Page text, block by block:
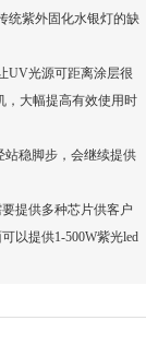
统紫外固化水银灯的缺
UV光源可距离涂层很
，大幅提高有效使用时
稳脚步，会继续提供
提供多种芯片供客户
以提供1-500W紫光led